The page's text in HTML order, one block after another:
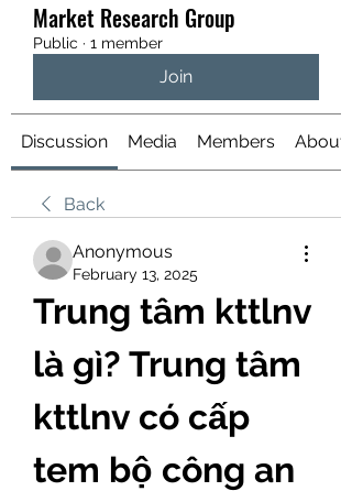
Market Research Group
Public · 1 member
Join
Discussion Media Members About
Back
Anonymous
February 13, 2025
Trung tâm kttlnv
là gì? Trung tâm
kttlnv có cấp
tem bộ công an